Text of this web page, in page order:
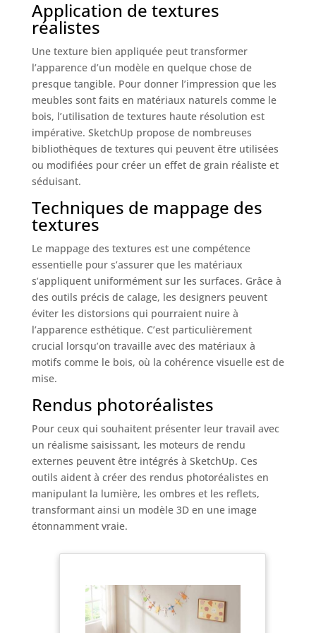
Application de textures
réalistes
Une texture bien appliquée peut transformer
l’apparence d’un modèle en quelque chose de
presque tangible. Pour donner l’impression que les
meubles sont faits en matériaux naturels comme le
bois, l’utilisation de textures haute résolution est
impérative. SketchUp propose de nombreuses
bibliothèques de textures qui peuvent être utilisées
ou modifiées pour créer un effet de grain réaliste et
séduisant.
Techniques de mappage des
textures
Le mappage des textures est une compétence
essentielle pour s’assurer que les matériaux
s’appliquent uniformément sur les surfaces. Grâce à
des outils précis de calage, les designers peuvent
éviter les distorsions qui pourraient nuire à
l’apparence esthétique. C’est particulièrement
crucial lorsqu’on travaille avec des matériaux à
motifs comme le bois, où la cohérence visuelle est de
mise.
Rendus photoréalistes
Pour ceux qui souhaitent présenter leur travail avec
un réalisme saisissant, les moteurs de rendu
externes peuvent être intégrés à SketchUp. Ces
outils aident à créer des rendus photoréalistes en
manipulant la lumière, les ombres et les reflets,
transformant ainsi un modèle 3D en une image
étonnamment vraie.